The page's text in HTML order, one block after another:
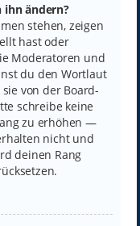
ihn ändern?
stehen, zeigen
hast oder
Moderatoren und
du den Wortlaut
von der Board-
schreibe keine
zu erhöhen —
nicht und
deinen Rang